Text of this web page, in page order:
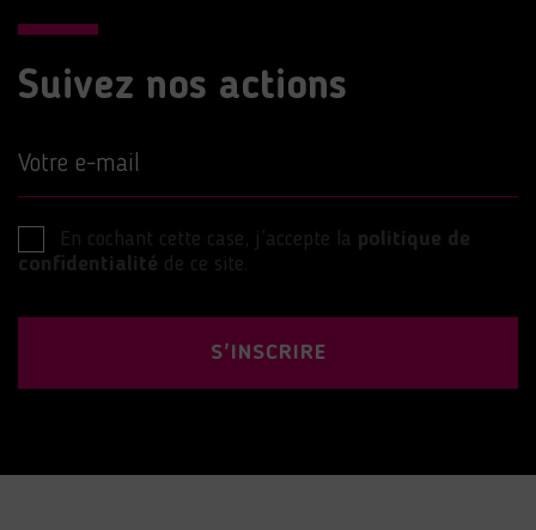
Suivez nos actions
Votre e-mail
En cochant cette case, j’accepte la politique de
confidentialité de ce site.
S'INSCRIRE